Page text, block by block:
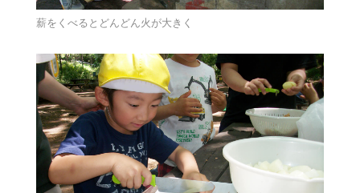
薪をくべるとどんどん火が大きく